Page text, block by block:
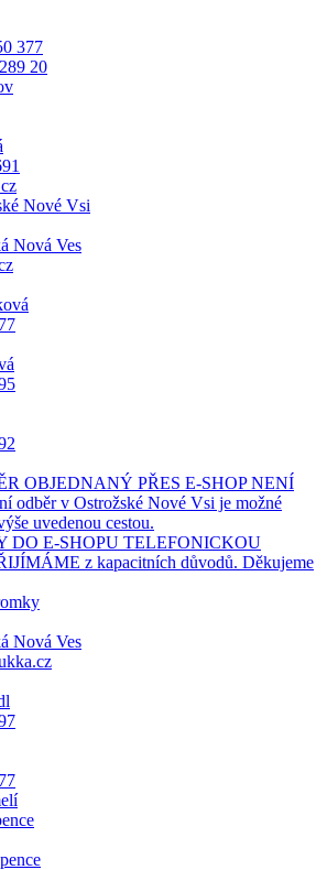
377
20
Nové Vsi
Nová Ves
OBJEDNANÝ PŘES E-SHOP NENÍ
odběr v Ostrožské Nové Vsi je možné
uvedenou cestou.
DO E-SHOPU TELEFONICKOU
z kapacitních důvodů. Děkujeme
Nová Ves